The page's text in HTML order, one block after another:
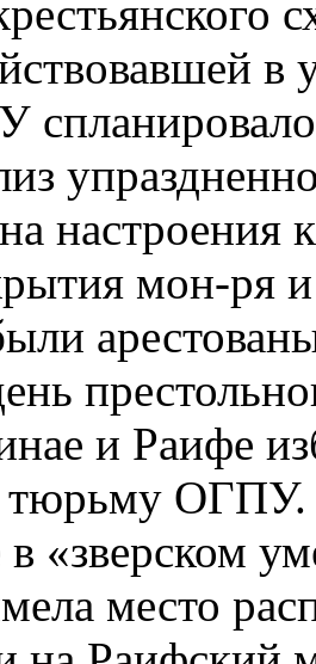
в
настроения
мон-ря
и Раифе
тюрьму
«зверском
место